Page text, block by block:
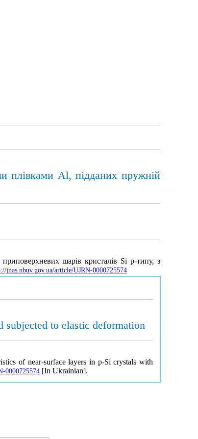
плівками Al, підданих пружній
шарів кристалів Si p-типу, з
jnas.nbuv.gov.ua/article/UJRN-0000725574
to elastic deformation
of near-surface layers in p-Si crystals with
0000725574[In Ukrainian].